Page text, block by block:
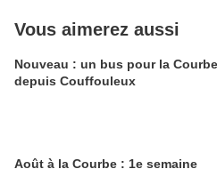
Vous aimerez aussi
Nouveau : un bus pour la Courbe
depuis Couffouleux
Août à la Courbe : 1e semaine